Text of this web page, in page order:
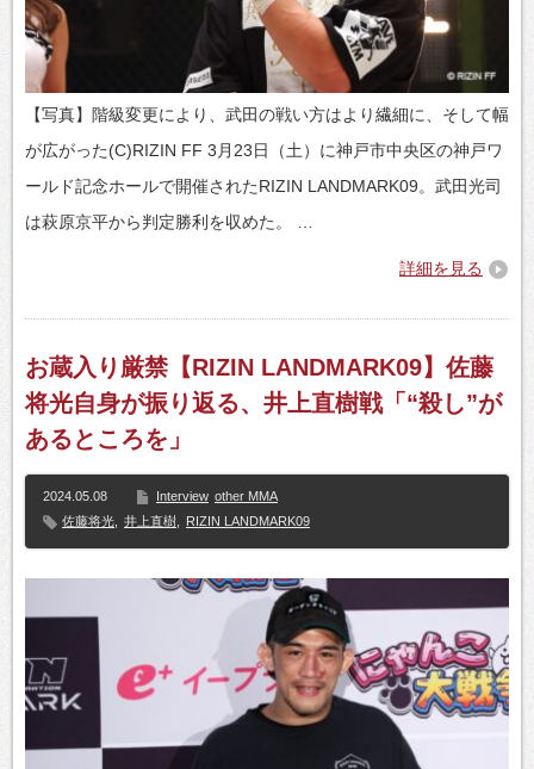
【写真】階級変更により、武田の戦い方はより繊細に、そして幅
が広がった(C)RIZIN FF 3月23日（土）に神戸市中央区の神戸ワ
ールド記念ホールで開催されたRIZIN LANDMARK09。武田光司
は萩原京平から判定勝利を収めた。 …
詳細を見る
お蔵入り厳禁【RIZIN LANDMARK09】佐藤
将光自身が振り返る、井上直樹戦「“殺し”が
あるところを」
2024.05.08 Interview other MMA
佐藤将光
井上直樹 RIZIN LANDMARK09